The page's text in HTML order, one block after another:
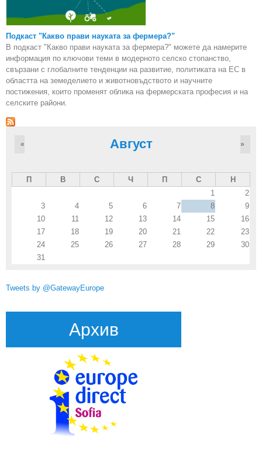
Подкаст "Какво прави науката за фермера?"
В подкаст "Какво прави науката за фермера?" можете да намерите
информация по ключови теми в модерното селско стопанство,
свързани с глобалните тенденции на развитие, политиката на ЕС в
областта на земеделието и животновъдството и научните
постижения, които променят облика на фермерската професия и на
селските райони.
Август
« »
П В С Ч П С
Н
1
2
3
4 5 6 7 8
9
10
11 12 13 14 15
16
17
18 19 20 21 22
23
24
25 26 27 28 29
30
31
Tweets by @GatewayEurope
Архив